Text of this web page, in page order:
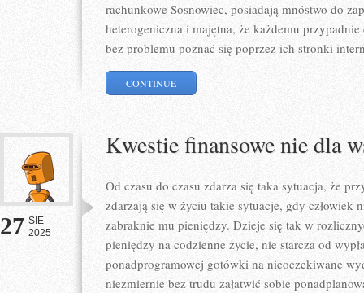
rachunkowe Sosnowiec, posiadają mnóstwo do
heterogeniczna i majętna, że każdemu
bez problemu poznać się poprzez ich stronki
CONTINUE
27 SIE
2025
Kwestie finansowe nie dla
Od czasu do czasu zdarza się taka sytuacja, że
zdarzają się w życiu takie sytuacje, gdy człowiek
zabraknie mu pieniędzy. Dzieje się tak w
pieniędzy na codzienne życie, nie starcza od
ponadprogramowej gotówki na nieoczekiwane
niezmiernie bez trudu załatwić sobie